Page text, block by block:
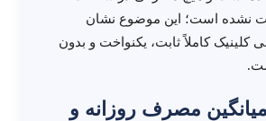
ثبت نشده است؛ این موضوع نشان
کاملاً ثابت، یکنواخت و بدون
مصرف روزانه و